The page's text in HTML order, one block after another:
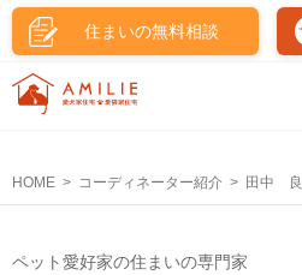
住まいの無料相談
HOME コーディネーター紹介 田中 良
ペット愛好家の住まいの専門家